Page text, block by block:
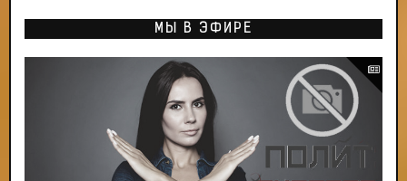
МЫ В ЭФИРЕ